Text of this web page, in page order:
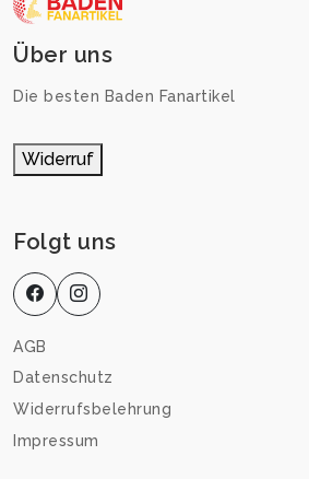
Über uns
Die besten Baden Fanartikel
Widerruf
Folgt uns
AGB
Datenschutz
Widerrufsbelehrung
Impressum